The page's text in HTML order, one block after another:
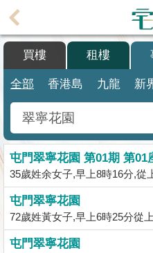
理
主
搵
樓/
成
交
業
主
放
盤
買樓 租樓
全部 香港島 九龍 新
屯門翠寧花園 第01期 第01
35歲姓余女子,早上8時16分,從
屯門翠寧花園
72歲姓黃女子,早上6時25分從
屯門翠寧花園